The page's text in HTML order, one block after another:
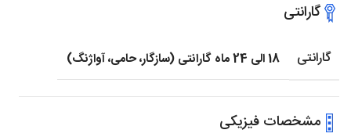
گارانتی
گارانتی 18 الی 24 ماه گارانتی (سازگار، حامی، آواژنگ)
مشخصات فیزیکی